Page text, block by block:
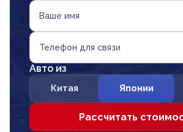
Ваше имя
Телефон для связи
Авто из
Китая Японии
Рассчитать